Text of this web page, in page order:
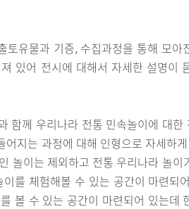
유물과 기증, 수집과정을 통해 모아
있어 전시에 대해서 자세한 설명이
함께 우리나라 전통 민속놀이에 대한
지는 과정에 대해 인형으로 자세하
놀이는 제외하고 전통 우리나라 놀이
를 체험해볼 수 있는 공간이 마련되
볼 수 있는 공간이 마련되어 있는데